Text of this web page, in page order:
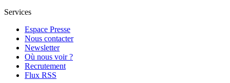
Services
Espace Presse
Nous contacter
Newsletter
Où nous voir ?
Recrutement
Flux RSS